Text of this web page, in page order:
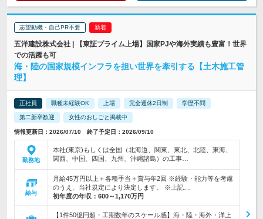
志望動機・自己PR不要
五洋建設株式会社 | 【東証プライム上場】国家PJや海外実績も豊富！世界
での活躍も可
海・陸の国家規模インフラを担い世界を牽引する【土木施工管
理】
正社員 職種未経験OK 上場 完全週休2日制 学歴不問
第二新卒歓迎 女性のおしごと掲載中
情報更新日：2026/07/10 終了予定日：2026/09/10
勤務地
本社(東京)もしくは全国（北海道、関東、東北、北陸、東海、
関西、中国、四国、九州、沖縄諸島）の工事…
給与
月給45万円以上＋各種手当＋賞与年2回 ※経験・能力等を考慮
のうえ、当社規定により決定します。 ※上記…
初年度の年収： 600～1,170万円
【1件50億円超・工期数年のスケール感】海・陸・海外・洋上